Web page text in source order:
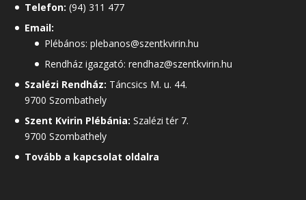
Telefon:(94) 311 477
Email:
Plébános: plebanos@szentkvirin.hu
Rendház igazgató: rendhaz@szentkvirin.hu
Szalézi Rendház: Táncsics M. u. 44.
9700 Szombathely
Szent Kvirin Plébánia: Szalézi tér 7.
9700 Szombathely
Tovább a kapcsolat oldalra